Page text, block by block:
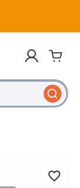
favorite_border